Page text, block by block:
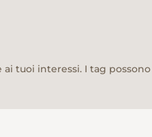
tuoi interessi. I tag possono